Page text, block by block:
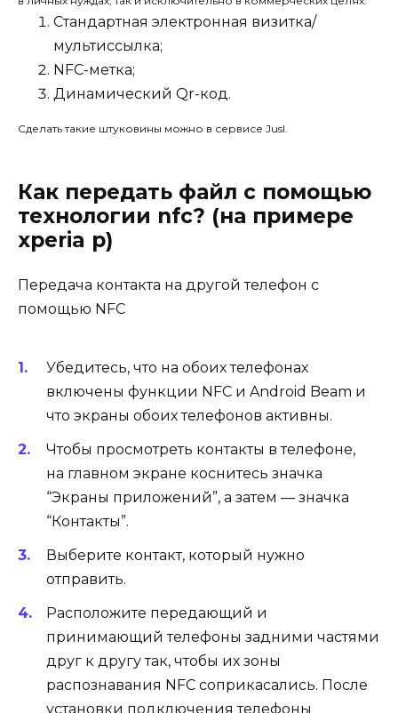
Стандартная электронная визитка/
мультиссылка;
NFC-метка;
Динамический Qr-код.
Сделать такие штуковины можно в сервисе Jusl.
Как передать файл с помощью
технологии nfc? (на примере
xperia p)
Передача контакта на другой телефон с
помощью NFC
Убедитесь, что на обоих телефонах
включены функции NFC и Android Beam и
что экраны обоих телефонов активны.
Чтобы просмотреть контакты в телефоне,
на главном экране коснитесь значка
“Экраны приложений”, а затем — значка
“Контакты”.
Выберите контакт, который нужно
отправить.
Расположите передающий и
принимающий телефоны задними частями
друг к другу так, чтобы их зоны
распознавания NFC соприкасались. После
установки подключения телефоны